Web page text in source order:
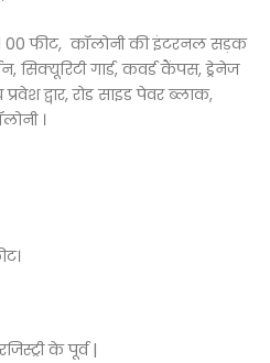
फीट, कॉलोनी की इंटरनल सड़क
सिक्यूरिटी गार्ड, कवर्ड कैंपस, ड्रेनेज
द्वार, रोड साइड पेवर ब्लाक,
।
के पूर्व |